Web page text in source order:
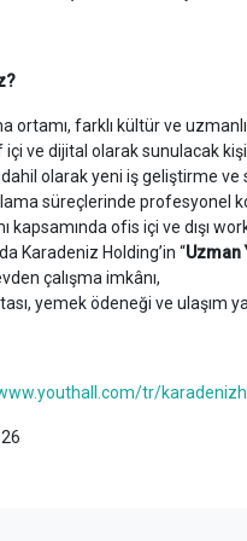
ortamı, farklı kültür ve
içi ve dijital olarak sunulacak
olarak yeni iş geliştirme ve
süreçlerinde profesyonel
kapsamında ofis içi ve dışı
Karadeniz Holding’in “Uzman
çalışma imkânı,
yemek ödeneği ve ulaşım
tr/